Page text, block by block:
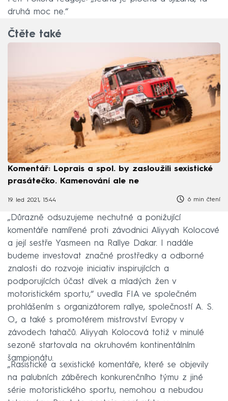
druhá moc ne.“
Čtěte také
Komentář: Loprais a spol. by zasloužili sexistické
prasátečko. Kamenování ale ne
19. led 2021, 15:44 6 min čtení
„Důrazně odsuzujeme nechutné a ponižující
komentáře namířené proti závodnici Aliyyah Kolocové
a její sestře Yasmeen na Rallye Dakar. I nadále
budeme investovat značné prostředky a odborné
znalosti do rozvoje iniciativ inspirujících a
podporujících účast dívek a mladých žen v
motoristickém sportu,“ uvedla FIA ve společném
prohlášením s organizátorem rallye, společností A. S.
O., a také s promotérem mistrovství Evropy v
závodech tahačů. Aliyyah Kolocová totiž v minulé
sezoně startovala na okruhovém kontinentálním
šampionátu.
„Rasistické a sexistické komentáře, které se objevily
na palubních záběrech konkurenčního týmu z jiné
série motoristického sportu, nemohou a nebudou